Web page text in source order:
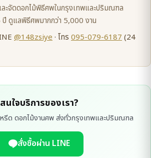
ะจัดดอกไม้พิธีศพในกรุงเทพและปริมณฑล
ปี ดูแลพิธีศพมากกว่า 5,000 งาน
@148zsiye· โทร 095-079-6187(24
สนใจบริการของเรา?
รีด ดอกไม้งานศพ ส่งทั่วกรุงเทพและปริมณฑล
สั่งซื้อผ่าน LINE